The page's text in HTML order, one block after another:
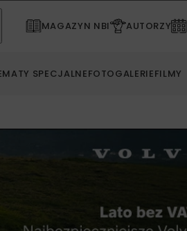
MAGAZYN NBI AUTORZY
SPECJALNEFOTOGALERIEFILMY